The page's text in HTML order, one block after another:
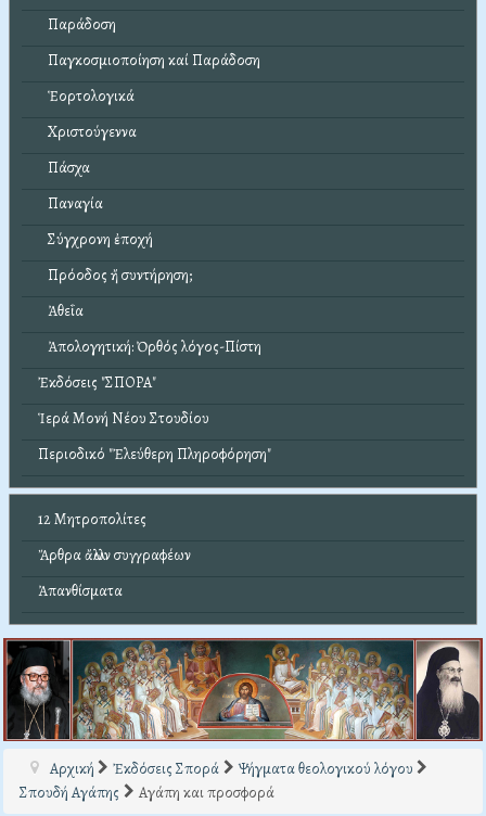
Παράδοση
Παγκοσμιοποίηση καί Παράδοση
Ἑορτολογικά
Χριστούγεννα
Πάσχα
Παναγία
Σύγχρονη ἐποχή
Πρόοδος ἤ συντήρηση;
Ἀθεΐα
Ἀπολογητική: Ὀρθός λόγος-Πίστη
Ἐκδόσεις "ΣΠΟΡΑ"
Ἱερά Μονή Νέου Στουδίου
Περιοδικό "Ἐλεύθερη Πληροφόρηση"
12 Μητροπολίτες
Ἄρθρα ἄλλων συγγραφέων
Ἀπανθίσματα
Αρχική Ἐκδόσεις Σπορά
Ψήγματα θεολογικού λόγου
Σπουδή Αγάπης
Αγάπη και προσφορά